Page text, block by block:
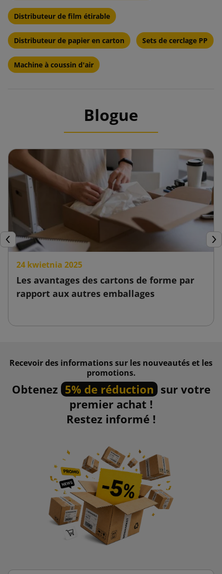
Distributeur de film étirable
Distributeur de papier en carton Sets de cerclage PP
Machine à coussin d'air
Blogue
Précédent
24 kwietnia 2025
Les avantages des cartons de forme par
rapport aux autres emballages
Recevoir des informations sur les nouveautés et les
promotions.
Obtenez 5% de réduction sur votre
premier achat !
Restez informé !